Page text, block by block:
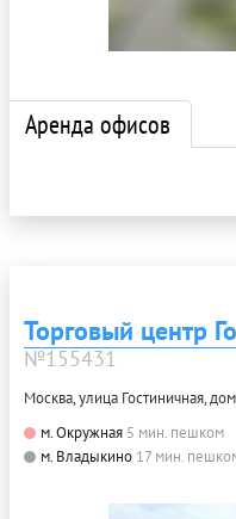
Аренда офисов
Торговый центр
№155431
Москва, улица Гостиничная,
м. Окружная 5 мин. пешком
м. Владыкино 17 мин.